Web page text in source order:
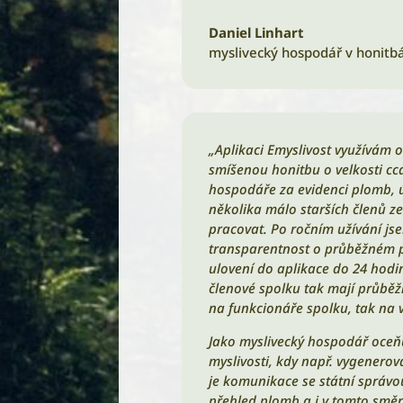
Daniel Linhart
myslivecký hospodář v
„Aplikaci Emyslivost využívám
smíšenou honitbu o velkosti
hospodáře za evidenci plomb,
několika málo starších členů
pracovat. Po ročním užívání
transparentnost o průběžném
ulovení do aplikace do 24
členové spolku tak mají
na funkcionáře spolku, tak na
Jako myslivecký hospodář
myslivosti, kdy např.
je komunikace se státní